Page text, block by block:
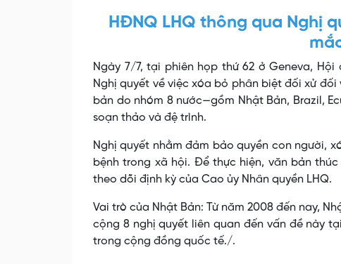
HĐNQ LHQ thông qua Nghị
Ngày 7/7, tại phiên họp thứ 62 ở Geneva,
Nghị quyết về việc xóa bỏ phân biệt đối xử
bản do nhóm 8 nước—gồm Nhật Bản, Brazil,
soạn thảo và đệ trình.
Nghị quyết nhằm đảm bảo quyền con người,
bệnh trong xã hội. Để thực hiện, văn bản
theo dõi định kỳ của Cao ủy Nhân quyền LHQ.
Vai trò của Nhật Bản: Từ năm 2008 đến nay,
cộng 8 nghị quyết liên quan đến vấn đề này
trong cộng đồng quốc tế./.